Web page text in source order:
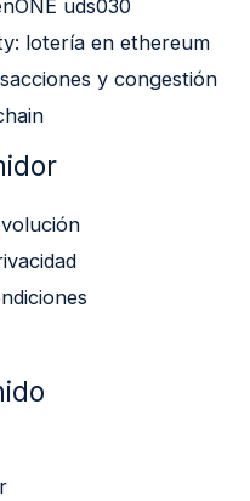
uds030
lotería en ethereum
y congestión